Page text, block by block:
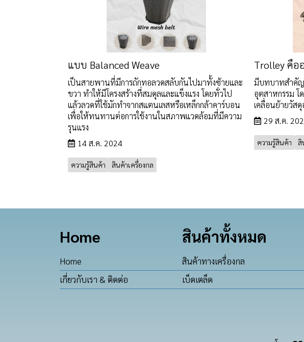
แบบ Balanced Weave
เป็นสายพานที่มีการถักทอลวดสลับกันไปมาทั้งซ้ายและ
ขวา ทำให้มีโครงสร้างที่สมดุลและแข็งแรง โดยทั่วไป
แล้วลวดที่ใช้มักทำจากสแตนเลสหรือเหล็กกล้าคาร์บอน
เพื่อให้ทนทานต่อการใช้งานในสภาพแวดล้อมที่มีความ
รุนแรง
14 ส.ค. 2024
ความรู้สินค้า สินค้าเครื่องกล
Trolley คือ
มีบทบาทสำคัญ
อุตสาหกรรม โ
เคลื่อนย้ายวัส
29 ส.ค.
ความรู้สินค้า สิ
Home
Home
เกี่ยวกับเรา & ติดต่อ
สินค้าทั้งหมด
สินค้าทางเครื่องกล
เบ็ดเตล็ด